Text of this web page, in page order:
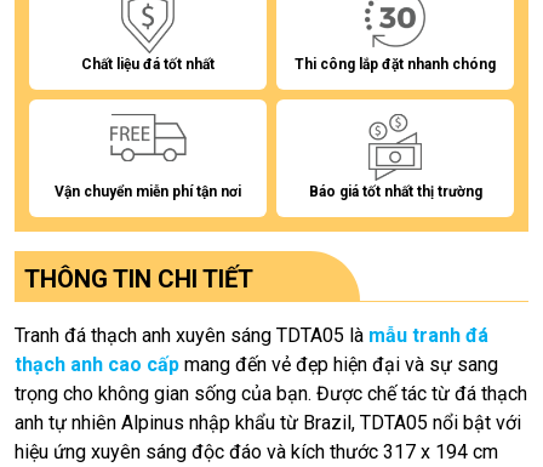
Chất liệu đá tốt nhất Thi công lắp đặt nhanh chóng
Vận chuyển miễn phí tận nơi Báo giá tốt nhất thị trường
THÔNG TIN CHI TIẾT
Tranh đá thạch anh xuyên sáng TDTA05 là mẫu tranh đá
thạch anh cao cấp mang đến vẻ đẹp hiện đại và sự sang
trọng cho không gian sống của bạn. Được chế tác từ đá thạch
anh tự nhiên Alpinus nhập khẩu từ Brazil, TDTA05 nổi bật với
hiệu ứng xuyên sáng độc đáo và kích thước 317 x 194 cm